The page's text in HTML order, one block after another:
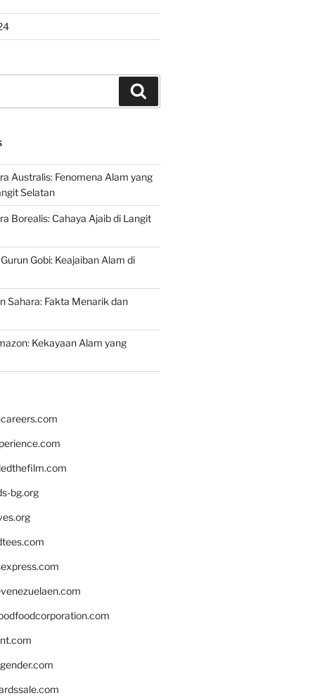
Australis: Fenomena Alam yang
Selatan
Borealis: Cahaya Ajaib di Langit
Gobi: Keajaiban Alam di
Sahara: Fakta Menarik dan
Kekayaan Alam yang
bg.org